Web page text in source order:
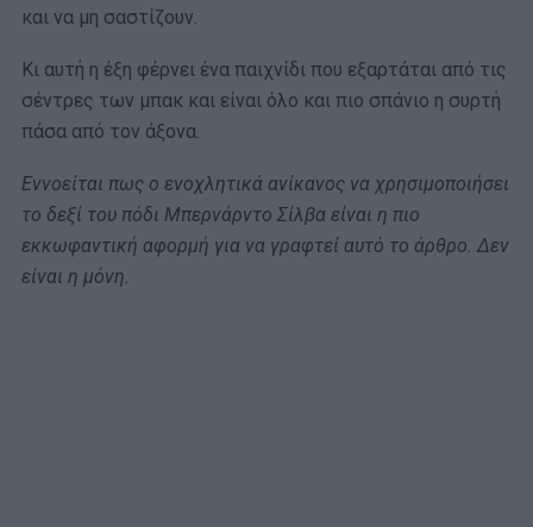
και να μη σαστίζουν.
Κι αυτή η έξη φέρνει ένα παιχνίδι που εξαρτάται από τις
σέντρες των μπακ και είναι όλο και πιο σπάνιο η συρτή
πάσα από τον άξονα.
Εννοείται πως ο ενοχλητικά ανίκανος να χρησιμοποιήσει
το δεξί του πόδι Μπερνάρντο Σίλβα είναι η πιο
εκκωφαντική αφορμή για να γραφτεί αυτό το άρθρο. Δεν
είναι η μόνη.